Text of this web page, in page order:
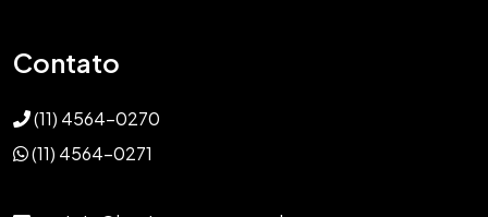
Contato
(11) 4564-0270
(11) 4564-0271